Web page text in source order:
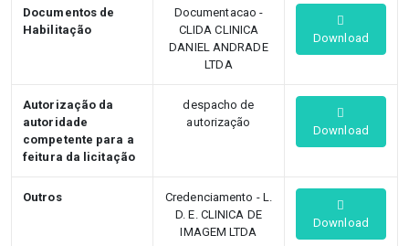
Documentos de
Habilitação
Documentacao -
CLIDA CLINICA
DANIEL ANDRADE
LTDA
Download
Autorização da
autoridade
competente para a
feitura da licitação
despacho de
autorização
Download
Outros
Credenciamento - L.
D. E. CLINICA DE
IMAGEM LTDA
Download